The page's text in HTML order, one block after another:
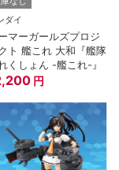
ダイ
マーガールズプロジ
ト 艦これ 大和『艦隊
くしょん -艦これ-』
円